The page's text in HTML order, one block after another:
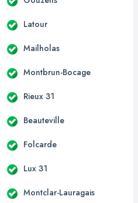
Latour
Mailholas
Montbrun-Bocage
Rieux 31
Beauteville
Folcarde
Lux 31
Montclar-Lauragais